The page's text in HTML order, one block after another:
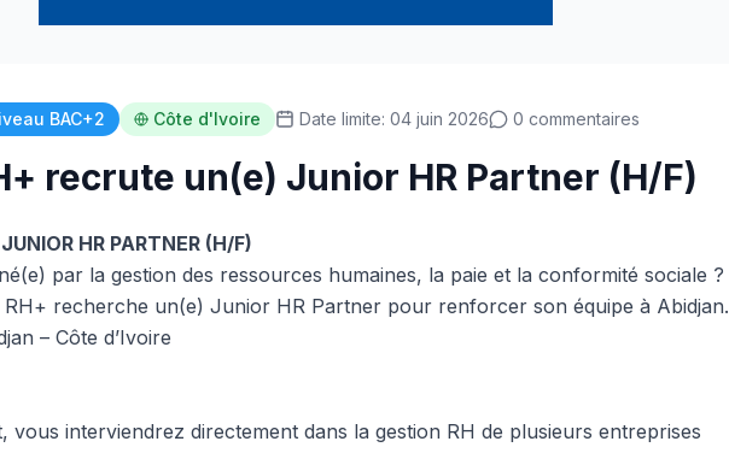
BAC+2 Côte d'Ivoire Date limite: 04 juin 2026 0 commentaires
recrute un(e) Junior HR Partner (H/F)
HR PARTNER (H/F)
par la gestion des ressources humaines, la paie et la conformité sociale ?
RH+ recherche un(e) Junior HR Partner pour renforcer son équipe à Abidjan.
– Côte d’Ivoire
vous interviendrez directement dans la gestion RH de plusieurs entreprises